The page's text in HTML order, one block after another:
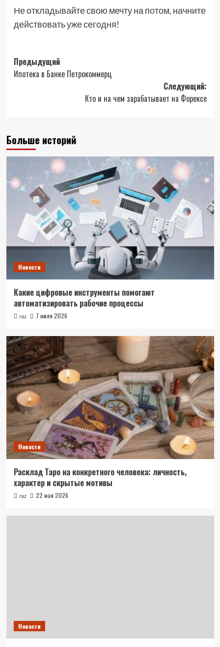
Не откладывайте свою мечту на потом, начните
действовать уже сегодня!
Навигация
записи
Предыдущий
Ипотека в Банке Петрокоммерц
Следующий:
Кто и на чем зарабатывает на Форексе
Больше историй
Новости
Какие цифровые инструменты помогают
автоматизировать рабочие процессы
raz 7 июля 2026
Новости
Расклад Таро на конкретного человека: личность,
характер и скрытые мотивы
raz 22 мая 2026
Новости